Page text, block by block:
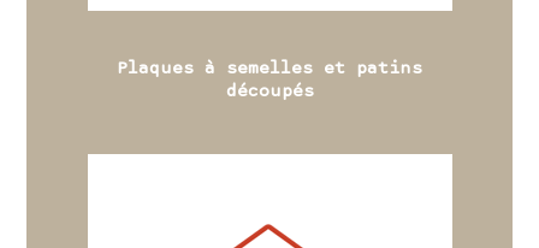
Plaques à semelles et patins
découpés